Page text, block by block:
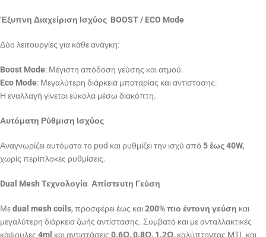
Έξυπνη Διαχείριση Ισχύος  BOOST / ECO Mode
Δύο λειτουργίες για κάθε ανάγκη:
Boost Mode: Μέγιστη απόδοση γεύσης και ατμού.
Eco Mode: Μεγαλύτερη διάρκεια μπαταρίας και αντίστασης.
Η εναλλαγή γίνεται εύκολα μέσω διακόπτη.
Αυτόματη Ρύθμιση Ισχύος
Αναγνωρίζει αυτόματα το pod και ρυθμίζει την ισχύ από 5 έως 40W,
χωρίς περίπλοκες ρυθμίσεις.
Dual Mesh Τεχνολογία  Απίστευτη Γεύση
Μεdual mesh coils, προσφέρει έως και200% πιο έντονη γεύση και
μεγαλύτερη διάρκεια ζωής αντίστασης. Συμβατό και με ανταλλακτικές
κάψουλες 4ml και αντιστάσεις 0.6Ω, 0.8Ω, 1.2Ω, καλύπτοντας MTL και